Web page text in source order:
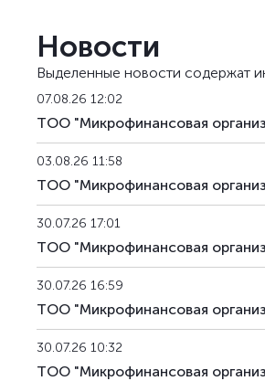
MFRFb26
MFRFb27
MFRFb28
MFRFb29
MFRFpp1
MFRFpp2
Новости
Выделенные новости содержат
07.08.26 12:02
ТОО "Микрофинансовая
03.08.26 11:58
ТОО "Микрофинансовая
30.07.26 17:01
ТОО "Микрофинансовая
30.07.26 16:59
ТОО "Микрофинансовая
30.07.26 10:32
ТОО "Микрофинансовая